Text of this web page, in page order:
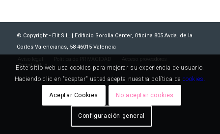
© Copyright - Elit S.L. | Edificio Sorolla Center, Oficina 805 Avda. de la
Cortes Valencianas, 58 46015 Valencia
Aviso legal
Política de PRIVACIDAD
Acceso proveedores
Portal salud
Este sitio web usa cookies para mejorar su experiencia de usuario.
Haciendo clic en "aceptar" usted acepta nuestra política de cookies.
Aceptar Cookies No aceptar cookies
Configuración general